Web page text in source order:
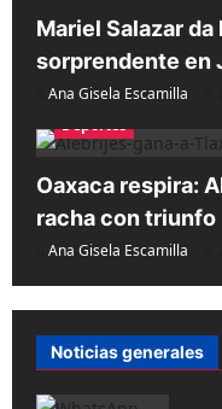
5
Mariel Salazar
sorprendente en
Ana Gisela Escamilla
Deportes
Oaxaca respira:
racha con
Ana Gisela Escamilla
Noticias generales